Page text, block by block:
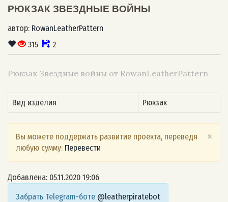
РЮКЗАК ЗВЕЗДНЫЕ ВОЙНЫ
автор: RowanLeatherPattern
315
2
Рюкзак Звездные войны от RowanLeatherPattern
Вид изделия Рюкзак
×
Вы можете поддержать развитие проекта, переведя
любую сумму: Перевести
Добавлена: 05.11.2020 19:06
Забрать Telegram-боте @leatherpiratebot